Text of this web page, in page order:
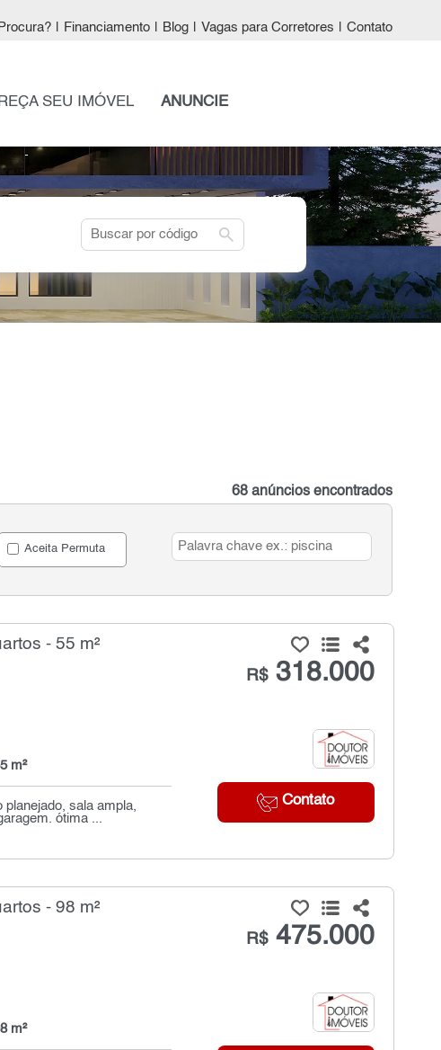
Financiamento Blog Vagas para Corretores Contato
SEU IMÓVEL ANUNCIE
search
68 anúncios encontrados
Aceita Permuta
- 55 m²
R$318.000
Contato
m²
sala ampla,
ótima ...
- 98 m²
R$475.000
m²